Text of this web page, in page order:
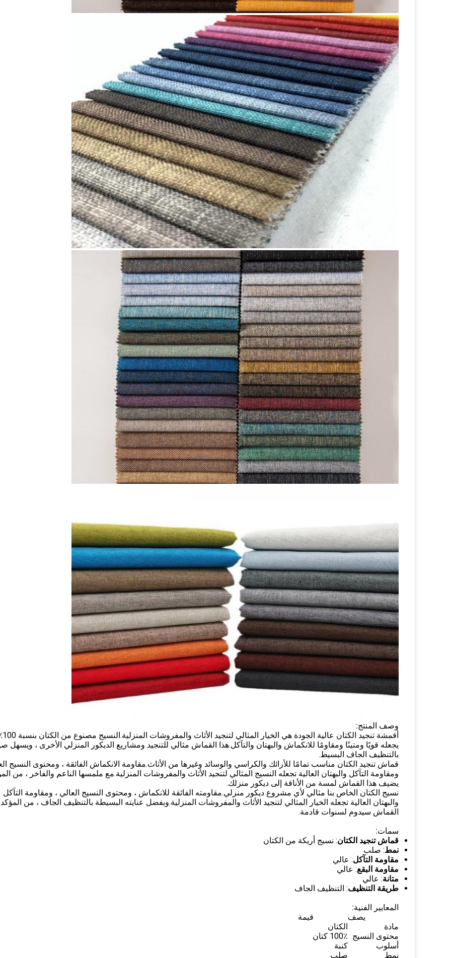
وصف المنتج:
أقمشة
يجعله قويًا ومتينًا ومقاومًا للانكماش والبهتان والتآكل.هذا القماش مثالي للتنجيد ومشاريع الديكور المنزلي الأخرى ، ويسهل
بالتنظيف الجاف البسيط.
قماش تنجيد الكتان مناسب تمامًا للأرائك والكراسي والوسائد وغيرها من الأثاث.مقاومة الانكماش الفائقة ، ومحتوى النسيج
ومقاومة التآكل والبهتان العالية تجعله النسيج المثالي لتنجيد الأثاث والمفروشات المنزلية.مع ملمسها الناعم والفاخر ، من
يضيف هذا القماش لمسة من الأناقة إلى ديكور منزلك.
نسيج الكتان الخاص بنا مثالي لأي مشروع ديكور منزلي.مقاومته الفائقة للانكماش ، ومحتوى النسيج العالي ، ومقاومة التآكل
والبهتان العالية تجعله الخيار المثالي لتنجيد الأثاث والمفروشات المنزلية.وبفضل عنايته البسيطة بالتنظيف الجاف ، من
القماش سيدوم لسنوات قادمة.
سمات:
قماش تنجيد الكتان: نسيج أريكة من الكتان
نمط: صلب
مقاومة التآكل: عالي
مقاومة البقع: عالي
متانة: عالي
طريقة التنظيف: التنظيف الجاف
المعايير الفنية:
يصف
قيمة
مادة
الكتان
محتوى النسيج 100٪ كتان
أسلوب
كنبة
نمط
صلب